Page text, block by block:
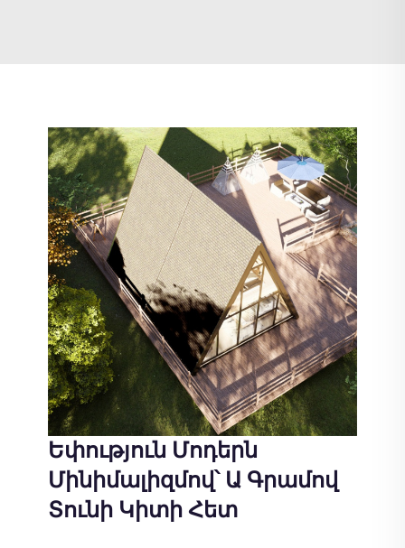
Եփություն Մոդերն
Մինիմալիզմով՝ Ա Գրամով
Տունի Կիտի Հետ